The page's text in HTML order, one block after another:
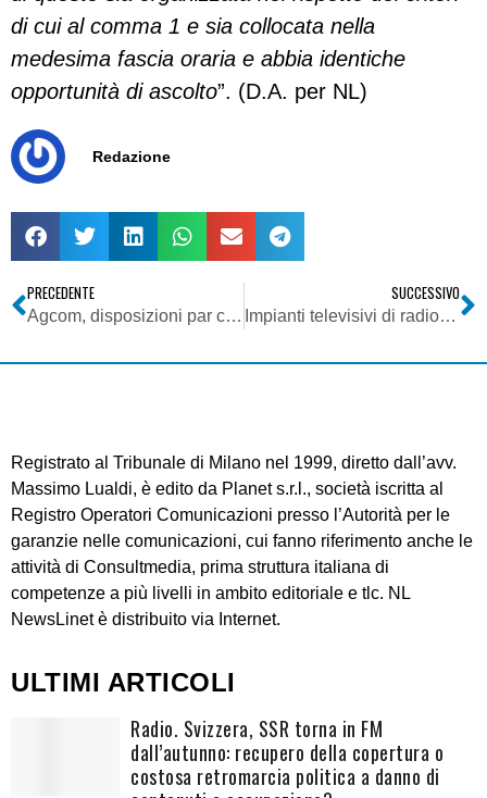
di cui al comma 1 e sia collocata nella
medesima fascia oraria e abbia identiche
opportunità di ascolto”. (D.A. per NL)
Redazione
PRECEDENTE
Agcom, disposizioni par condicio elezioni febbraio 2013
SUCCESSIVO
Impianti televisivi di radiodiffusione: libero accesso ai dati
Registrato al Tribunale di Milano nel 1999, diretto dall’avv.
Massimo Lualdi, è edito da Planet s.r.l., società iscritta al
Registro Operatori Comunicazioni presso l’Autorità per le
garanzie nelle comunicazioni, cui fanno riferimento anche le
attività di Consultmedia, prima struttura italiana di
competenze a più livelli in ambito editoriale e tlc. NL
NewsLinet è distribuito via Internet.
ULTIMI ARTICOLI
Radio. Svizzera, SSR torna in FM
dall’autunno: recupero della copertura o
costosa retromarcia politica a danno di